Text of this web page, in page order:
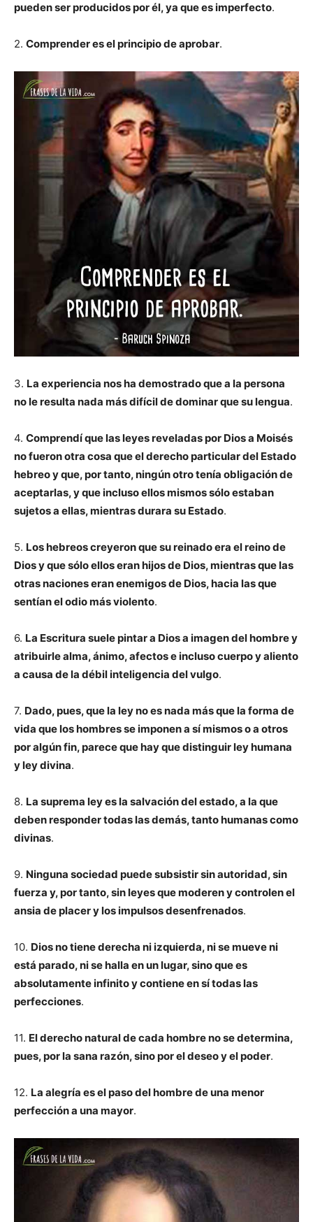
pueden ser producidos por él, ya que es imperfecto.
2. Comprender es el principio de aprobar.
3. La experiencia nos ha demostrado que a la persona
no le resulta nada más difícil de dominar que su lengua.
4. Comprendí que las leyes reveladas por Dios a Moisés
no fueron otra cosa que el derecho particular del Estado
hebreo y que, por tanto, ningún otro tenía obligación de
aceptarlas, y que incluso ellos mismos sólo estaban
sujetos a ellas, mientras durara su Estado.
5. Los hebreos creyeron que su reinado era el reino de
Dios y que sólo ellos eran hijos de Dios, mientras que las
otras naciones eran enemigos de Dios, hacia las que
sentían el odio más violento.
6. La Escritura suele pintar a Dios a imagen del hombre y
atribuirle alma, ánimo, afectos e incluso cuerpo y aliento
a causa de la débil inteligencia del vulgo.
7. Dado, pues, que la ley no es nada más que la forma de
vida que los hombres se imponen a sí mismos o a otros
por algún fin, parece que hay que distinguir ley humana
y ley divina.
8. La suprema ley es la salvación del estado, a la que
deben responder todas las demás, tanto humanas como
divinas.
9. Ninguna sociedad puede subsistir sin autoridad, sin
fuerza y, por tanto, sin leyes que moderen y controlen el
ansia de placer y los impulsos desenfrenados.
10. Dios no tiene derecha ni izquierda, ni se mueve ni
está parado, ni se halla en un lugar, sino que es
absolutamente infinito y contiene en sí todas las
perfecciones.
11. El derecho natural de cada hombre no se determina,
pues, por la sana razón, sino por el deseo y el poder.
12. La alegría es el paso del hombre de una menor
perfección a una mayor.